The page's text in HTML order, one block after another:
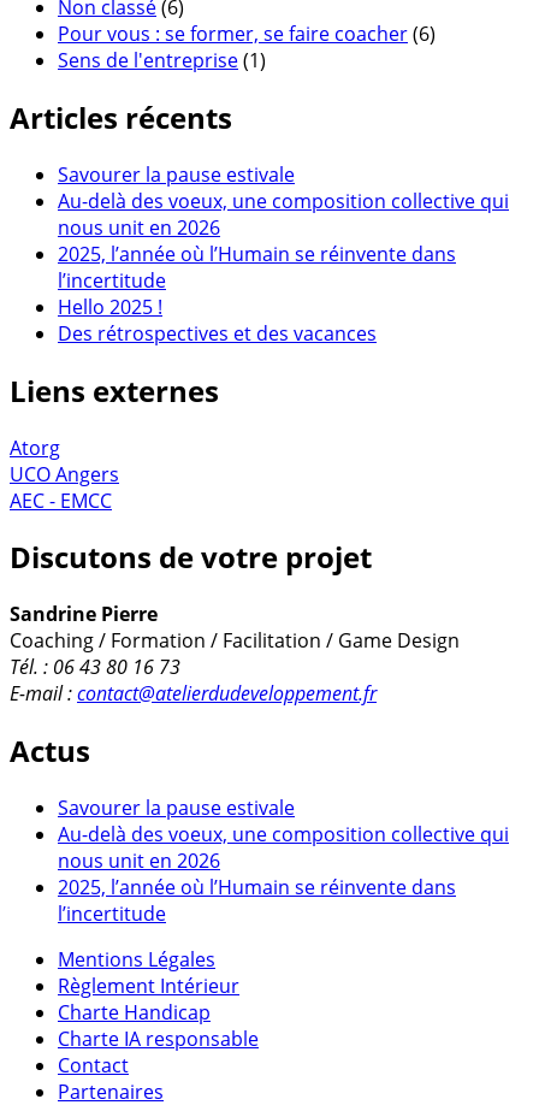
Non classé(6)
Pour vous : se former, se faire coacher(6)
Sens de l'entreprise(1)
Articles récents
Savourer la pause estivale
Au-delà des voeux, une composition collective qui
nous unit en 2026
2025, l’année où l’Humain se réinvente dans
l’incertitude
Hello 2025 !
Des rétrospectives et des vacances
Liens externes
Atorg
UCO Angers
AEC - EMCC
Discutons de votre projet
Sandrine Pierre
Coaching / Formation / Facilitation / Game Design
Tél. : 06 43 80 16 73
E-mail :contact@atelierdudeveloppement.fr
Actus
Savourer la pause estivale
Au-delà des voeux, une composition collective qui
nous unit en 2026
2025, l’année où l’Humain se réinvente dans
l’incertitude
Mentions Légales
Règlement Intérieur
Charte Handicap
Charte IA responsable
Contact
Partenaires